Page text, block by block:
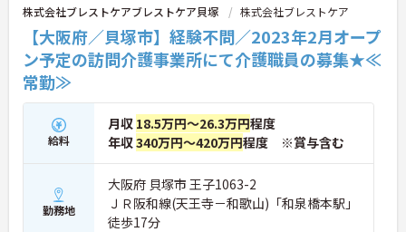
株式会社ブレストケアブレストケア貝塚 株式会社ブレストケア
【大阪府／貝塚市】経験不問／2023年2月オープ
ン予定の訪問介護事業所にて介護職員の募集★≪
常勤≫
給料
月収 18.5万円～26.3万円程度
年収340万円～420万円程度 ※賞与含む
勤務地
大阪府 貝塚市 王子1063-2
ＪＲ阪和線(天王寺－和歌山)「和泉橋本駅」
徒歩17分